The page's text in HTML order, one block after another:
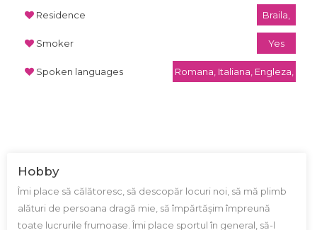
Residence Braila,
Smoker Yes
Spoken languages Romana, Italiana, Engleza,
Hobby
Îmi place să călătoresc, să descopăr locuri noi, să mă plimb
alături de persoana dragă mie, să împărtășim împreună
toate lucrurile frumoase. Îmi place sportul în general, să-l